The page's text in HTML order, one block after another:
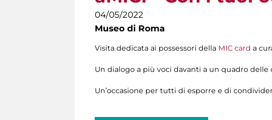
04/05/2022
Museo di Roma
Visita dedicata ai possessori della MIC card a
Un dialogo a più voci davanti a un quadro
Un’occasione per tutti di esporre e di